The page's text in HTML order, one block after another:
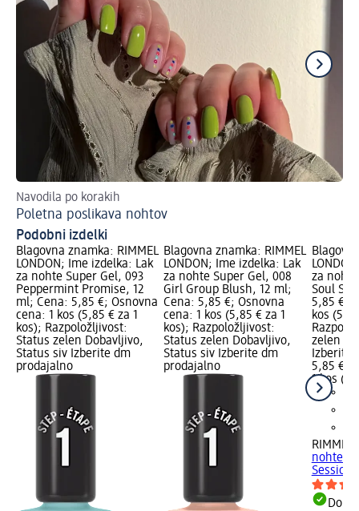
Navodila po korakih
Poletna poslikava nohtov
Podobni izdelki
Blagovna znamka: RIMMEL
LONDON; Ime izdelka: Lak
za nohte Super Gel, 093
Peppermint Promise, 12
ml; Cena: 5,85 €; Osnovna
cena: 1 kos (5,85 € za 1
kos); Razpoložljivost:
Status zelen Dobavljivo,
Status siv Izberite dm
prodajalno
Blagovna znamka: RIMMEL
LONDON; Ime izdelka: Lak
za nohte Super Gel, 008
Girl Group Blush, 12 ml;
Cena: 5,85 €; Osnovna
cena: 1 kos (5,85 € za 1
kos); Razpoložljivost:
Status zelen Dobavljivo,
Status siv Izberite dm
prodajalno
za
Soul
5,85 €;
kos
zelen
Izberite
5,85 €
1 kos
RIMMEL
nohte
Session,